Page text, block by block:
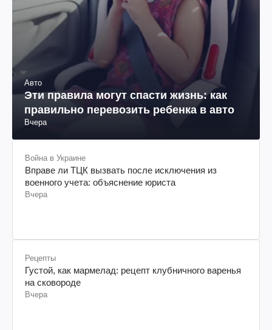
Авто
Эти правила могут спасти жизнь: как
правильно перевозить ребенка в авто
Вчера
Война в Украине
Вправе ли ТЦК вызвать после исключения из
военного учета: объяснение юриста
Вчера
Рецепты
Густой, как мармелад: рецепт клубничного варенья
на сковороде
Вчера